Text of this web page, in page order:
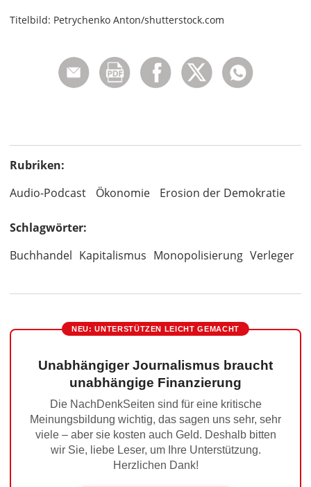
Titelbild: Petrychenko Anton/shutterstock.com
Rubriken:
Audio-Podcast
Ökonomie Erosion der Demokratie
Schlagwörter:
Buchhandel Kapitalismus Monopolisierung Verleger
NEU: UNTERSTÜTZEN LEICHT GEMACHT
Unabhängiger Journalismus braucht
unabhängige Finanzierung
Die NachDenkSeiten sind für eine kritische
Meinungsbildung wichtig, das sagen uns sehr, sehr
viele – aber sie kosten auch Geld. Deshalb bitten
wir Sie, liebe Leser, um Ihre Unterstützung.
Herzlichen Dank!